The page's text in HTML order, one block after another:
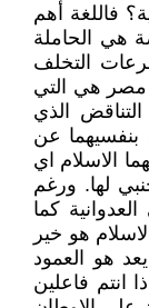
فاللغة أهم
هي الحاملة
التخلف
مصر هي التي
الذي
بنفسيهما عن
الاسلام اي
لها. ورغم
كما
هو خير
هو العمود
انتم فاعلين